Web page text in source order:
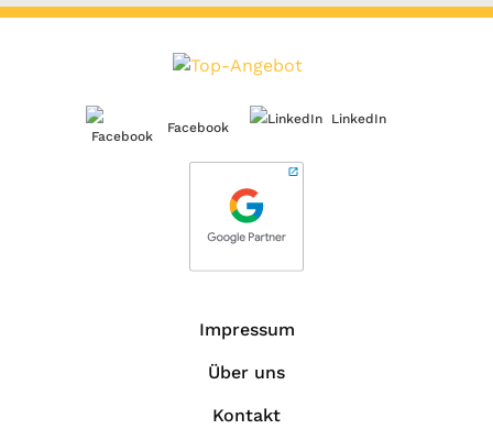
Facebook
LinkedIn
Impressum
Über uns
Kontakt